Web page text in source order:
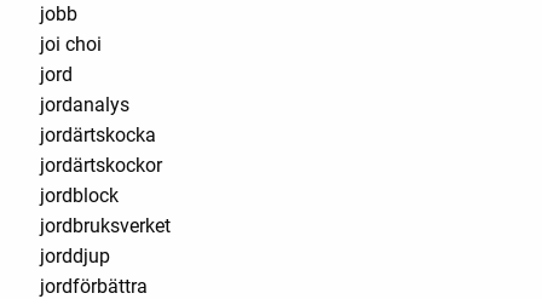
jobb
joi choi
jord
jordanalys
jordärtskocka
jordärtskockor
jordblock
jordbruksverket
jorddjup
jordförbättra